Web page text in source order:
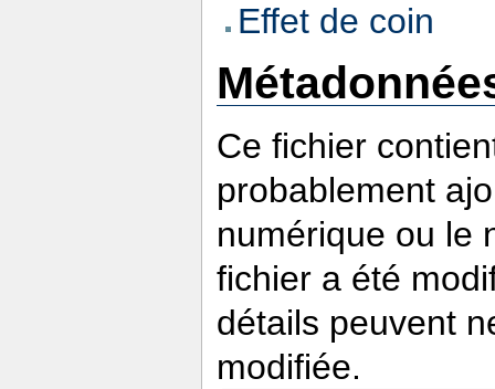
Effet de coin
Ce fichier
probablement
numérique ou le
fichier a été
détails peuvent
modifiée.